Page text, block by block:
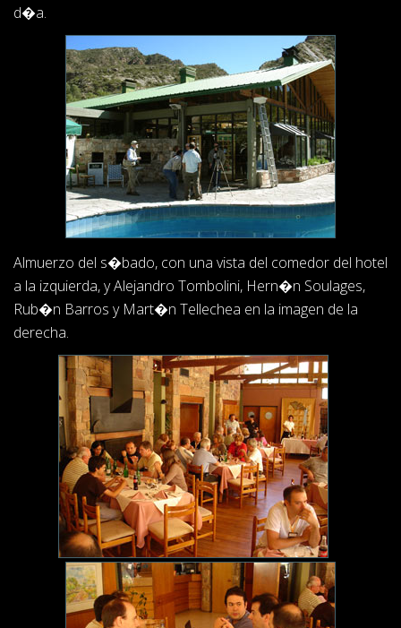
d�a.
Almuerzo del s�bado, con una vista del comedor del hotel
a la izquierda, y Alejandro Tombolini, Hern�n Soulages,
Rub�n Barros y Mart�n Tellechea en la imagen de la
derecha.